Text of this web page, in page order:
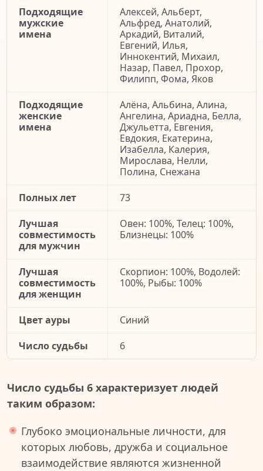
Подходящие
мужские
имена
Алексей, Альберт,
Альфред, Анатолий,
Аркадий, Виталий,
Евгений, Илья,
Иннокентий, Михаил,
Назар, Павел, Прохор,
Филипп, Фома, Яков
Подходящие
женские
имена
Алёна, Альбина, Алина,
Ангелина, Ариадна, Белла,
Джульетта, Евгения,
Евдокия, Екатерина,
Изабелла, Калерия,
Мирослава, Нелли,
Полина, Снежана
Полных лет
73
Лучшая
совместимость
для мужчин
Овен: 100%, Телец: 100%,
Близнецы: 100%
Лучшая
совместимость
для женщин
Скорпион: 100%, Водолей:
100%, Рыбы: 100%
Цвет ауры
Синий
Число судьбы
6
Число судьбы 6 характеризует людей
таким образом:
Глубоко эмоциональные личности, для
которых любовь, дружба и социальное
взаимодействие являются жизненной